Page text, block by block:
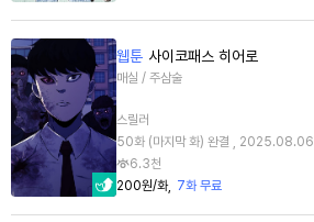
웹툰 사이코패스 히어로
매실 / 주삼술
스릴러
50화 (마지막 화) 완결 , 2025.08.06
6.3천
200원/화
7화 무료